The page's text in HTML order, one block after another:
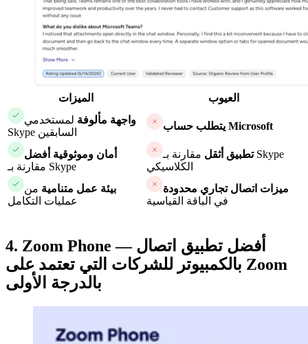
الميزات
العيوب
واجهة مألوفة لمستخدمي
Skype السابقين
يتطلب حساب Microsoft
أمان وموثوقية أفضل
مقارنة بـ Skype
تطبيق أثقل مقارنة بـ Skype
الكلاسيكي
بيئة عمل متنامية من
عمليات التكامل
ميزات اتصال تجاري محدودة
في الباقة القياسية
4. Zoom Phone — أفضل تطبيق اتصال
بالكمبيوتر للشركات التي تعتمد على Zoom
بالدرجة الأولى